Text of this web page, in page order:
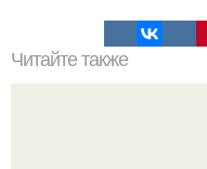
Читайте также